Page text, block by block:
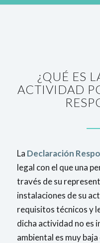
¿QUÉ ES
ACTIVIDAD
La Declaración
legal con el que una
través de su
instalaciones de su
requisitos técnicos y
dicha actividad no es
ambiental es muy